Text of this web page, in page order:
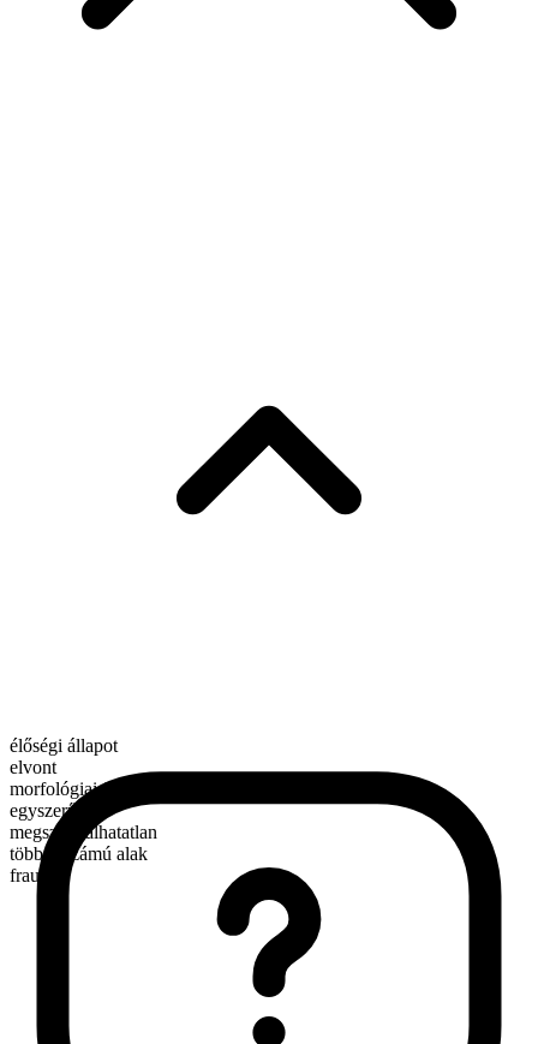
élőségi állapot
elvont
morfológiai összetétel
egyszerű
megszámlálhatatlan
többes számú alak
frauds